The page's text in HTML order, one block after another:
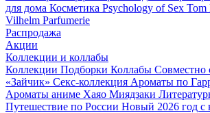
для дома Косметика Psychology of Sex Tom
Vilhelm Parfumerie
Распродажа
Акции
Коллекции и коллабы
Коллекции Подборки Коллабы Совместно
«Зайчик» Секс-коллекция Ароматы по
Ароматы аниме Хаяо Миядзаки
Путешествие по России Новый 2026 год с